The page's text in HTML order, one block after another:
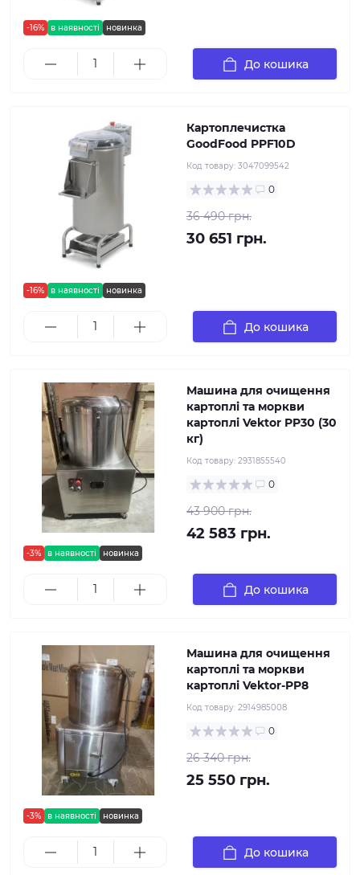
-16% в наявності новинка
До кошика
-16% в наявності новинка
Картоплечистка
GoodFood PPF10D
Код товару: 3047099542
0
36 490 грн.
30 651 грн.
До кошика
-3% в наявності новинка
Машина для очищення
картоплі та моркви
картоплі Vektor PP30 (30
кг)
Код товару: 2931855540
0
43 900 грн.
42 583 грн.
До кошика
-3% в наявності новинка
Машина для очищення
картоплі та моркви
картоплі Vektor-PP8
Код товару: 2914985008
0
26 340 грн.
25 550 грн.
До кошика